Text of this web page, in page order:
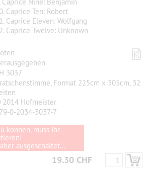
Caprice Ten: Robert
Caprice Eleven: Wolfgang
Caprice Twelve: Unknown
3037
Format 225cm x 305cm, 32
2014 Hofmeister
0-2034-3037-7
können, muss Ihr
ausgeschaltet...
19.30 CHF